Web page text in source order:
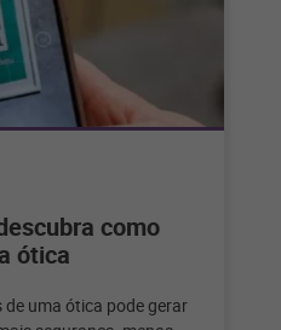
como
ótica
de uma ótica pode gerar